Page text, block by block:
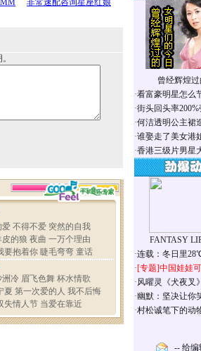
曾经辉煌
·看富豪明星怎么
·街头回头率200%
·何洁透明公主裙
·谁娶走了美女港
·香港三级片男星
FANTASY
·连载：冬日里
·[专题]中国娃娃
·风曜灵《犬夜叉
·幽默：坚决让你
·村松诚笔下的动
-- 给编